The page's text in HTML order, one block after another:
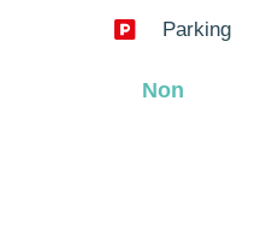
 Parking
Non